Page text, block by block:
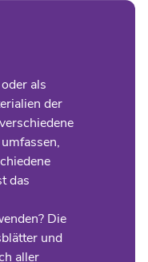
als
der
das
Die
und
aller